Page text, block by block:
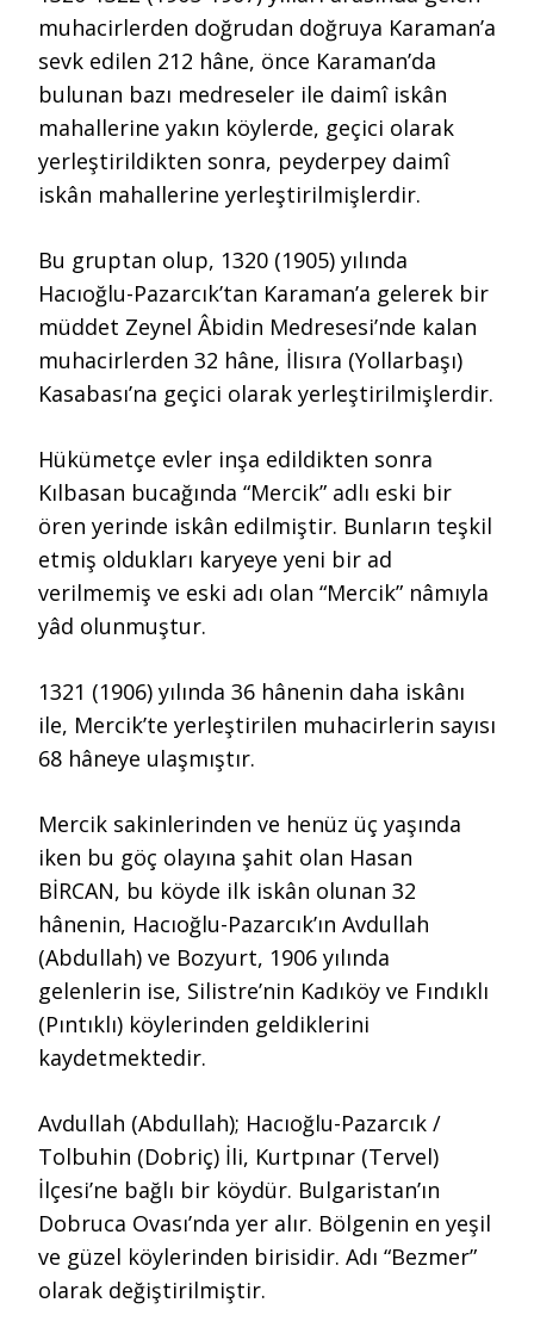
muhacirlerden doğrudan doğruya Karaman’a
sevk edilen 212 hâne, önce Karaman’da
bulunan bazı medreseler ile daimî iskân
mahallerine yakın köylerde, geçici olarak
yerleştirildikten sonra, peyderpey daimî
iskân mahallerine yerleştirilmişlerdir.
Bu gruptan olup, 1320 (1905) yılında
Hacıoğlu-Pazarcık’tan Karaman’a gelerek bir
müddet Zeynel Âbidin Medresesi’nde kalan
muhacirlerden 32 hâne, İlisıra (Yollarbaşı)
Kasabası’na geçici olarak yerleştirilmişlerdir.
Hükümetçe evler inşa edildikten sonra
Kılbasan bucağında “Mercik” adlı eski bir
ören yerinde iskân edilmiştir. Bunların teşkil
etmiş oldukları karyeye yeni bir ad
verilmemiş ve eski adı olan “Mercik” nâmıyla
yâd olunmuştur.
1321 (1906) yılında 36 hânenin daha iskânı
ile, Mercik’te yerleştirilen muhacirlerin sayısı
68 hâneye ulaşmıştır.
Mercik sakinlerinden ve henüz üç yaşında
iken bu göç olayına şahit olan Hasan
BİRCAN, bu köyde ilk iskân olunan 32
hânenin, Hacıoğlu-Pazarcık’ın Avdullah
(Abdullah) ve Bozyurt, 1906 yılında
gelenlerin ise, Silistre’nin Kadıköy ve Fındıklı
(Pıntıklı) köylerinden geldiklerini
kaydetmektedir.
Avdullah (Abdullah); Hacıoğlu-Pazarcık /
Tolbuhin (Dobriç) İli, Kurtpınar (Tervel)
İlçesi’ne bağlı bir köydür. Bulgaristan’ın
Dobruca Ovası’nda yer alır. Bölgenin en yeşil
ve güzel köylerinden birisidir. Adı “Bezmer”
olarak değiştirilmiştir.